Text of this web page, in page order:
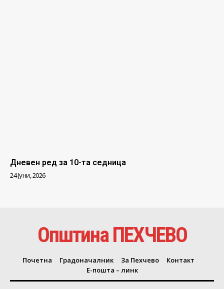
Дневен ред за 10-та седница
24 Јуни, 2026
Општина ПЕХЧЕВО
Почетна Градоначалник За Пехчево
Контакт
Е-пошта – линк